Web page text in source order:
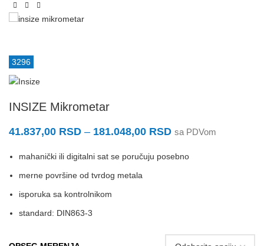
3296
INSIZE Mikrometar
41.837,00 RSD – 181.048,00 RSD sa PDVom
mahanički ili digitalni sat se poručuju posebno
merne površine od tvrdog metala
isporuka sa kontrolnikom
standard: DIN863-3